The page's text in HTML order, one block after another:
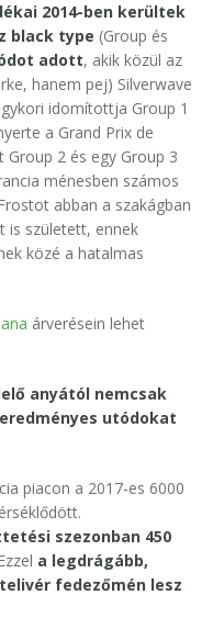
2014-ben kerültek
black type (Group és
adott, akik közül az
hanem pej) Silverwave
idomítottja Group 1
a Grand Prix de
2 és egy Group 3
ménesben számos
abban a szakágban
is született, ennek
közé a hatalmas
árverésein lehet
anyától nemcsak
utódokat
piacon a 2017-es 6000
szezonban 450
a legdrágább,
fedezőmén lesz